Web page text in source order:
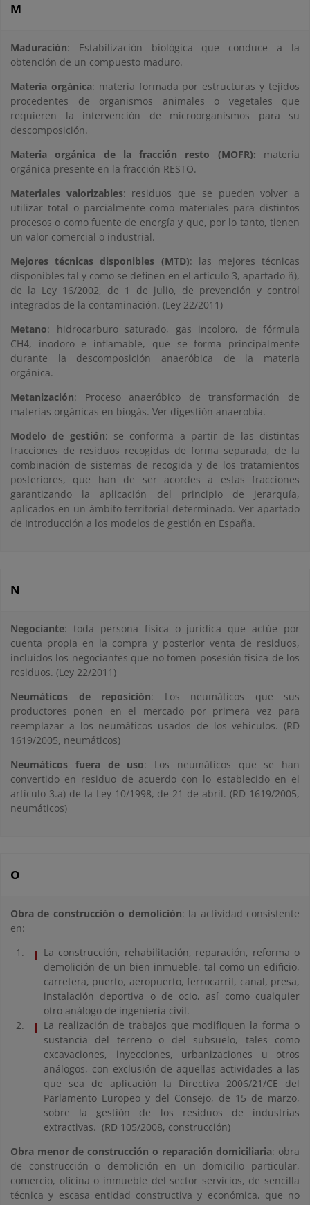
M
Maduración: Estabilización biológica que conduce a la
obtención de un compuesto maduro.
Materia orgánica: materia formada por estructuras y tejidos
procedentes de organismos animales o vegetales que
requieren la intervención de microorganismos para su
descomposición.
Materia orgánica de la fracción resto (MOFR): materia
orgánica presente en la fracción RESTO.
Materiales valorizables: residuos que se pueden volver a
utilizar total o parcialmente como materiales para distintos
procesos o como fuente de energía y que, por lo tanto, tienen
un valor comercial o industrial.
Mejores técnicas disponibles (MTD): las mejores técnicas
disponibles tal y como se definen en el artículo 3, apartado ñ),
de la Ley 16/2002, de 1 de julio, de prevención y control
integrados de la contaminación. (Ley 22/2011)
Metano: hidrocarburo saturado, gas incoloro, de fórmula
CH4, inodoro e inflamable, que se forma principalmente
durante la descomposición anaeróbica de la materia
orgánica.
Metanización: Proceso anaeróbico de transformación de
materias orgánicas en biogás. Ver digestión anaerobia.
Modelo de gestión: se conforma a partir de las distintas
fracciones de residuos recogidas de forma separada, de la
combinación de sistemas de recogida y de los tratamientos
posteriores, que han de ser acordes a estas fracciones
garantizando la aplicación del principio de jerarquía,
aplicados en un ámbito territorial determinado. Ver apartado
de Introducción a los modelos de gestión en España.
N
Negociante: toda persona física o jurídica que actúe por
cuenta propia en la compra y posterior venta de residuos,
incluidos los negociantes que no tomen posesión física de los
residuos. (Ley 22/2011)
Neumáticos de reposición: Los neumáticos que sus
productores ponen en el mercado por primera vez para
reemplazar a los neumáticos usados de los vehículos. (RD
1619/2005, neumáticos)
Neumáticos fuera de uso: Los neumáticos que se han
convertido en residuo de acuerdo con lo establecido en el
artículo 3.a) de la Ley 10/1998, de 21 de abril. (RD 1619/2005,
neumáticos)
O
Obra de construcción o demolición: la actividad consistente
en:
La construcción, rehabilitación, reparación, reforma o
demolición de un bien inmueble, tal como un edificio,
carretera, puerto, aeropuerto, ferrocarril, canal, presa,
instalación deportiva o de ocio, así como cualquier
otro análogo de ingeniería civil.
La realización de trabajos que modifiquen la forma o
sustancia del terreno o del subsuelo, tales como
excavaciones, inyecciones, urbanizaciones u otros
análogos, con exclusión de aquellas actividades a las
que sea de aplicación la Directiva 2006/21/CE del
Parlamento Europeo y del Consejo, de 15 de marzo,
sobre la gestión de los residuos de industrias
extractivas. (RD 105/2008, construcción)
Obra menor de construcción o reparación domiciliaria: obra
de construcción o demolición en un domicilio particular,
comercio, oficina o inmueble del sector servicios, de sencilla
técnica y escasa entidad constructiva y económica, que no